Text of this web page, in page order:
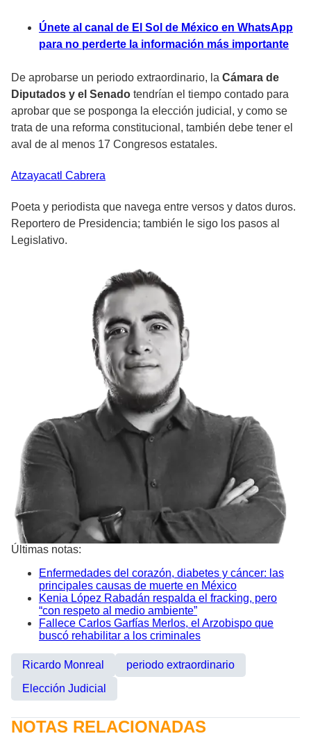
Únete al canal de El Sol de México en WhatsApp
para no perderte la información más importante
De aprobarse un periodo extraordinario, la Cámara de
Diputados y el Senado tendrían el tiempo contado para
aprobar que se posponga la elección judicial , y como se
trata de una reforma constitucional, también debe tener el
aval de al menos 17 Congresos estatales.
Atzayacatl Cabrera
Poeta y periodista que navega entre versos y datos duros.
Reportero de Presidencia; también le sigo los pasos al
Legislativo.
Últimas notas:
Enfermedades del corazón, diabetes y cáncer: las
principales causas de muerte en México
Kenia López Rabadán respalda el fracking, pero
“con respeto al medio ambiente”
Fallece Carlos Garfías Merlos, el Arzobispo que
buscó rehabilitar a los criminales
Ricardo Monreal
periodo extraordinario
Elección Judicial
NOTAS RELACIONADAS